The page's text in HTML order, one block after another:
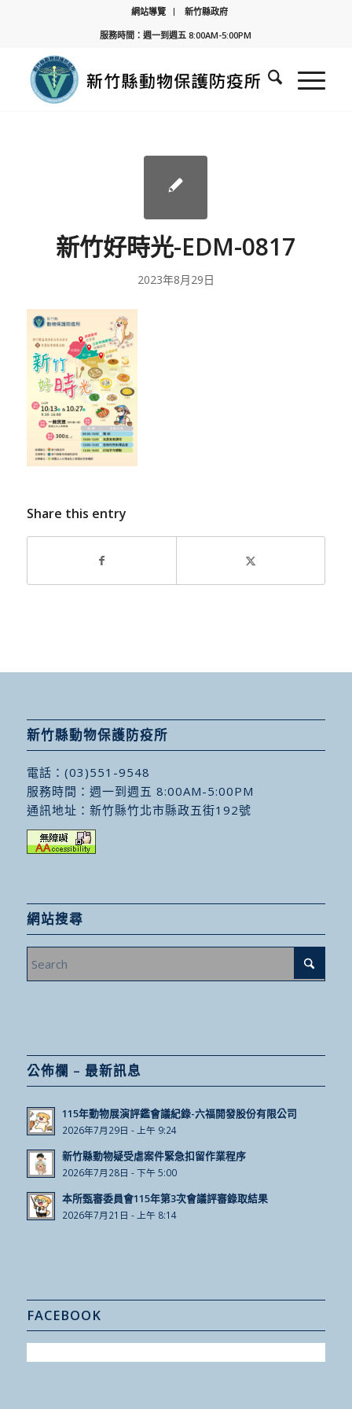
網站導覽
新竹縣政府
服務時間：週一到週五 8:00AM-5:00PM
新竹好時光-EDM-0817
2023年8月29日
Share this entry
新竹縣動物保護防疫所
電話： (03)551-9548
服務時間：週一到週五 8:00AM-5:00PM
通訊地址： 新竹縣竹北市縣政五街192號
網站搜尋
公佈欄 – 最新訊息
115年動物展演評鑑會議紀錄-六福開發股份有限公司
2026年7月29日 - 上午 9:24
新竹縣動物疑受虐案件緊急扣留作業程序
2026年7月28日 - 下午 5:00
本所甄審委員會115年第3次會議評審錄取結果
2026年7月21日 - 上午 8:14
FACEBOOK